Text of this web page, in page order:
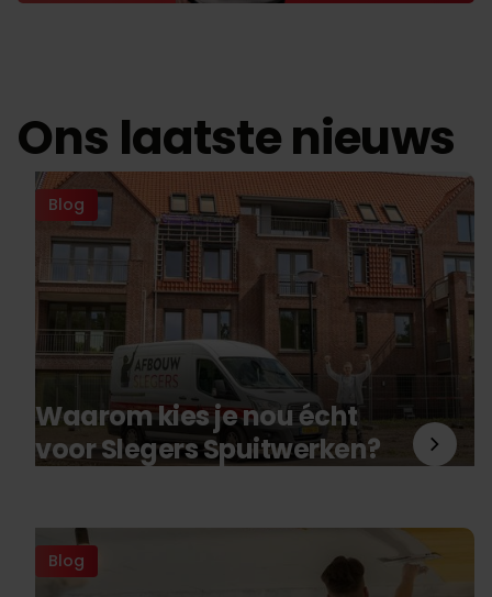
Ons laatste nieuws
Blog
Waarom kies je nou écht
voor Slegers Spuitwerken?
Blog